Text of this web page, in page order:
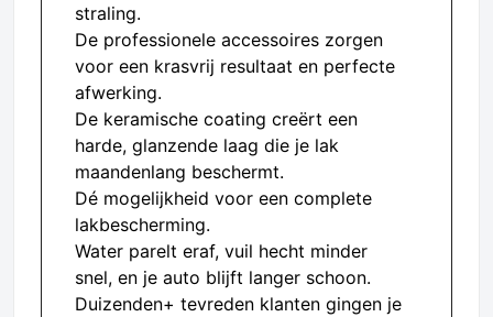
straling.
De professionele accessoires zorgen
voor een krasvrij resultaat en perfecte
afwerking.
De keramische coating creërt een
harde, glanzende laag die je lak
maandenlang beschermt.
Dé mogelijkheid voor een complete
lakbescherming.
Water parelt eraf, vuil hecht minder
snel, en je auto blijft langer schoon.
Duizenden+ tevreden klanten gingen je